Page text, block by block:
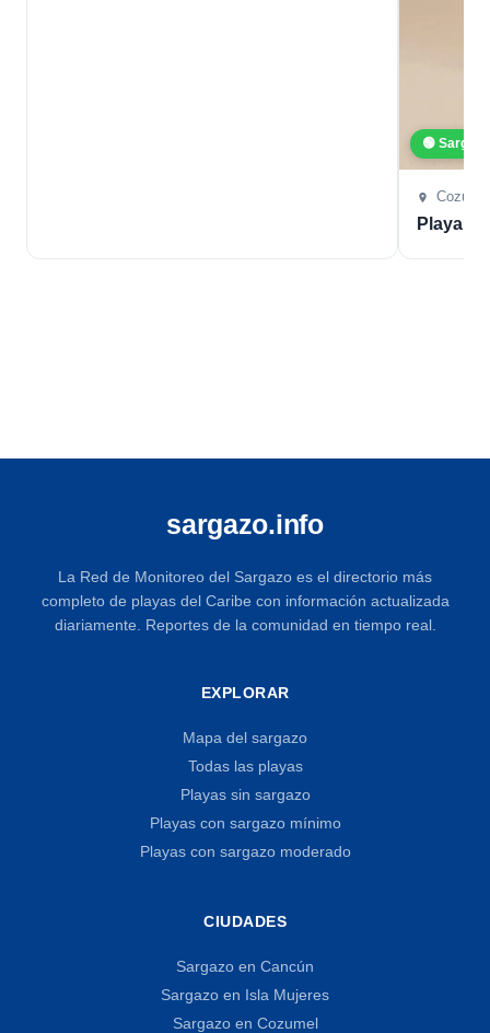
🟢
Playa
sargazo.info
La Red de Monitoreo del Sargazo es el directorio más
completo de playas del Caribe con información actualizada
diariamente. Reportes de la comunidad en tiempo real.
EXPLORAR
Mapa del sargazo
Todas las playas
Playas sin sargazo
Playas con sargazo mínimo
Playas con sargazo moderado
CIUDADES
Sargazo en Cancún
Sargazo en Isla Mujeres
Sargazo en Cozumel